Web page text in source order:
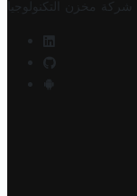
شركة مخزن التكنولوجيا